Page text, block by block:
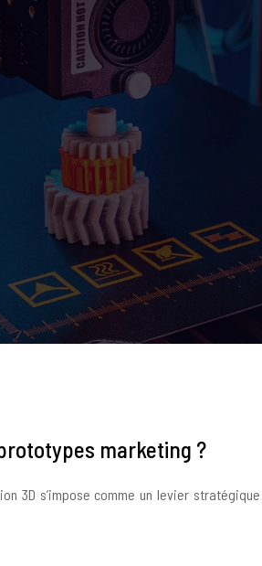
marketing ?
3D s’impose comme un levier